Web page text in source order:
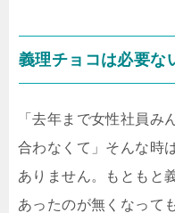
義理チョコは必要な
「去年まで女性社員み
合わなくて」そんな時
ありません。もともと
あったのが無くなって